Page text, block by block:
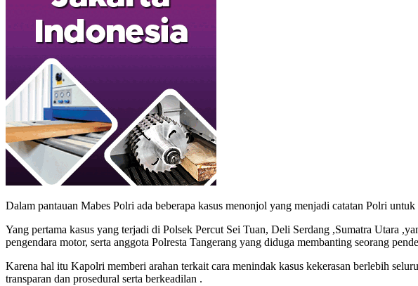
Dalam pantauan Mabes Polri ada beberapa kasus menonjol yang menjadi catatan Polri
Yang pertama kasus yang terjadi di Polsek Percut Sei Tuan, Deli Serdang ,Sumatra Utara
pengendara motor, serta anggota Polresta Tangerang yang diduga membanting seorang
Karena hal itu Kapolri memberi arahan terkait cara menindak kasus kekerasan berlebih
transparan dan prosedural serta berkeadilan .